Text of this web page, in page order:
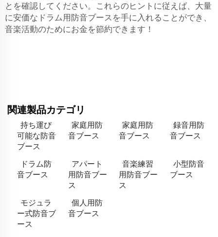
とを確認してください。これらのヒントに従えば、大量
に安価なドラム用防音ブースを手に入れることができ、
音楽活動のためにお金を節約できます！
関連製品カテゴリ
持ち運び
可能な防音
ブース
家庭用防
音ブース
家庭用防
音ブース
録音用防
音ブース
ドラム防
音ブース
アパート
用防音ブー
ス
音楽練習
用防音ブー
ス
小型防音
ブース
モジュラ
ー式防音ブ
ース
個人用防
音ブース